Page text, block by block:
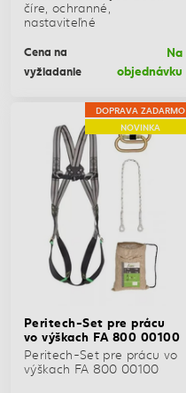
číre, ochranné,
nastaviteľné
Cena na
vyžiadanie
Na
objednávku
DOPRAVA ZADARMO
NOVINKA
Peritech-Set pre prácu
vo výškach FA 800 00100
Peritech-Set pre prácu vo
výškach FA 800 00100